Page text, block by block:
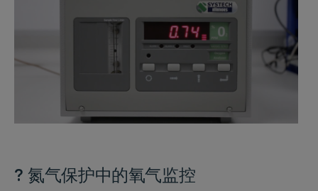
?氮气保护中的氧气监控